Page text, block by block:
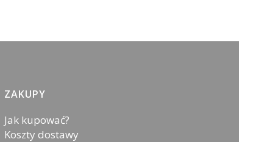
ZAKUPY
Jak kupować?
Koszty dostawy